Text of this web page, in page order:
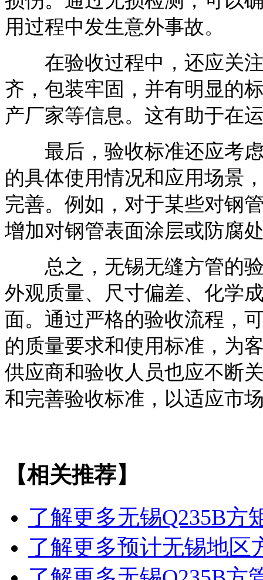
用过程中发生意外事故。
在验收过程中，还应关注
齐，包装牢固，并有明显的
产厂家等信息。这有助于在
最后，验收标准还应考虑
的具体使用情况和应用场景
完善。例如，对于某些对钢
增加对钢管表面涂层或防腐
总之，无锡无缝方管的验
外观质量、尺寸偏差、化学
面。通过严格的验收流程，
的质量要求和使用标准，为
供应商和验收人员也应不断
和完善验收标准，以适应市
【相关推荐】
了解更多无锡Q235B方
了解更多预计无锡地区